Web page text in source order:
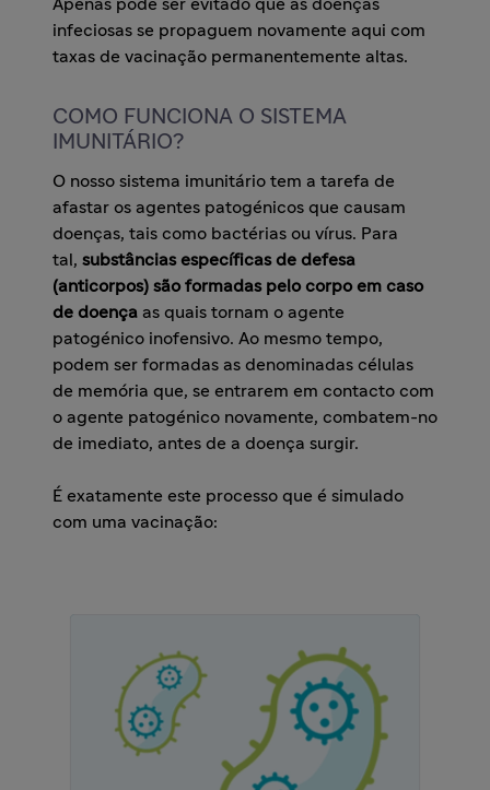
Apenas pode ser evitado que as doenças
infeciosas se propaguem novamente aqui com
taxas de vacinação permanentemente altas.
COMO FUNCIONA O SISTEMA
IMUNITÁRIO?
O nosso sistema imunitário tem a tarefa de
afastar os agentes patogénicos que causam
doenças, tais como bactérias ou vírus. Para
tal, substâncias específicas de defesa
(anticorpos) são formadas pelo corpo em caso
de doença as quais tornam o agente
patogénico inofensivo. Ao mesmo tempo,
podem ser formadas as denominadas células
de memória que, se entrarem em contacto com
o agente patogénico novamente, combatem-no
de imediato, antes de a doença surgir.
É exatamente este processo que é simulado
com uma vacinação: